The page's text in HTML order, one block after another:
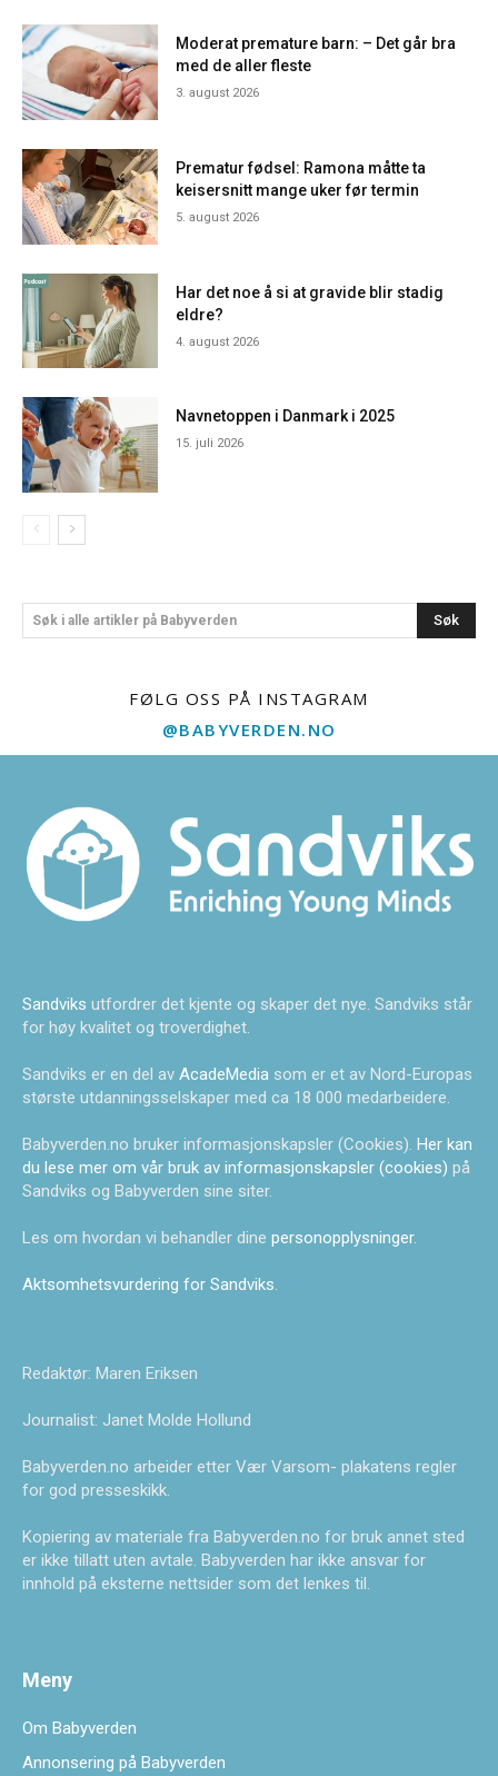
Moderat premature barn: – Det går bra
med de aller fleste
3. august 2026
Prematur fødsel: Ramona måtte ta
keisersnitt mange uker før termin
5. august 2026
Har det noe å si at gravide blir stadig
eldre?
4. august 2026
Navnetoppen i Danmark i 2025
15. juli 2026
Søk i alle artikler på Babyverden Søk
FØLG OSS PÅ INSTAGRAM
@BABYVERDEN.NO
Sandviks utfordrer det kjente og skaper det nye. Sandviks står
for høy kvalitet og troverdighet.
Sandviks er en del av AcadeMedia som er et av Nord-Europas
største utdanningsselskaper med ca 18 000 medarbeidere.
Babyverden.no bruker informasjonskapsler (Cookies). Her kan
du lese mer om vår bruk av informasjonskapsler (cookies) på
Sandviks og Babyverden sine siter.
Les om hvordan vi behandler dine personopplysninger.
Aktsomhetsvurdering for Sandviks.
Redaktør: Maren Eriksen
Journalist: Janet Molde Hollund
Babyverden.no arbeider etter Vær Varsom- plakatens regler
for god presseskikk.
Kopiering av materiale fra Babyverden.no for bruk annet sted
er ikke tillatt uten avtale. Babyverden har ikke ansvar for
innhold på eksterne nettsider som det lenkes til.
Meny
Om Babyverden
Annonsering på Babyverden